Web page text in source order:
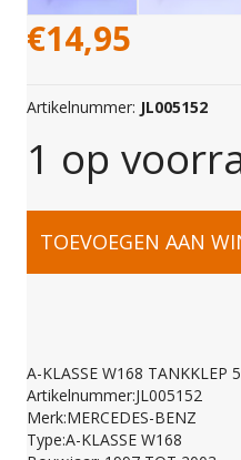
€14,95
Artikelnummer: JL005152
1 op
A-
W168
TANKKLEP
TOEVOEGEN AAN
A-KLASSE W168 TANKKLEP
Artikelnummer:JL005152
Merk:MERCEDES-BENZ
Type:A-KLASSE W168